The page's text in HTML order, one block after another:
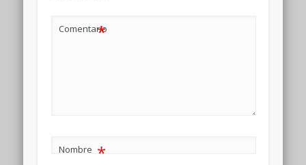
Comentario
*
Nombre *